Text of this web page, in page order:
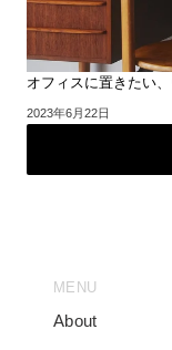
オフィスに置きたい
2023年6月22日
MENU
About